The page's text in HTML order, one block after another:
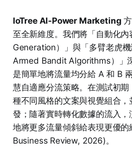
IoTree AI-Power Marketing
至全新維度。我們將「自動化
Generation）」與「多臂老虎
Armed Bandit Algorithms）」
是簡單地將流量均分給 A 和 B
慧自適應分流策略。在測試初
種不同風格的文案與視覺組合
發；隨著實時轉化數據的流入
地將更多流量傾斜給表現更優
Business Review, 2026)。